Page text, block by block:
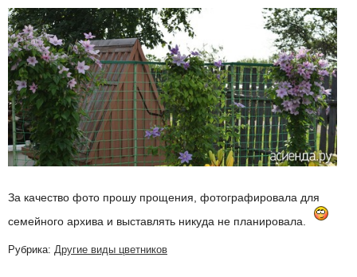
За качество фото прошу прощения, фотографировала для
семейного архива и выставлять никуда не планировала.
Рубрика: Другие виды цветников